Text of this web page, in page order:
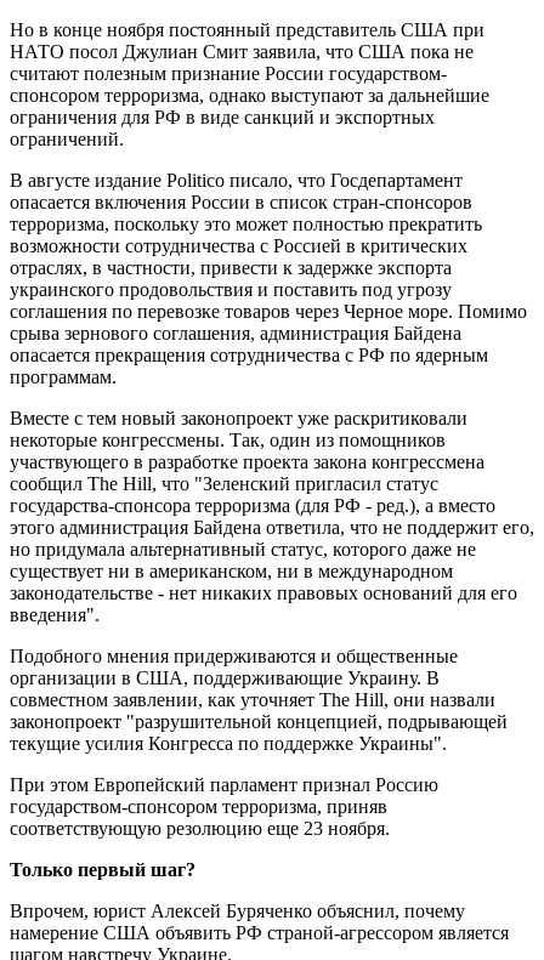
Но в конце ноября постоянный представитель США при
НАТО посол Джулиан Смит заявила, что США пока не
считают полезным признание России государством-
спонсором терроризма, однако выступают за дальнейшие
ограничения для РФ в виде санкций и экспортных
ограничений.
В августе издание Politico писало, что Госдепартамент
опасается включения России в список стран-спонсоров
терроризма, поскольку это может полностью прекратить
возможности сотрудничества с Россией в критических
отраслях, в частности, привести к задержке экспорта
украинского продовольствия и поставить под угрозу
соглашения по перевозке товаров через Черное море. Помимо
срыва зернового соглашения, администрация Байдена
опасается прекращения сотрудничества с РФ по ядерным
программам.
Вместе с тем новый законопроект уже раскритиковали
некоторые конгрессмены. Так, один из помощников
участвующего в разработке проекта закона конгрессмена
сообщил The Hill, что "Зеленский пригласил статус
государства-спонсора терроризма (для РФ - ред.), а вместо
этого администрация Байдена ответила, что не поддержит его,
но придумала альтернативный статус, которого даже не
существует ни в американском, ни в международном
законодательстве - нет никаких правовых оснований для его
введения".
Подобного мнения придерживаются и общественные
организации в США, поддерживающие Украину. В
совместном заявлении, как уточняет The Hill, они назвали
законопроект "разрушительной концепцией, подрывающей
текущие усилия Конгресса по поддержке Украины".
При этом Европейский парламент признал Россию
государством-спонсором терроризма, приняв
соответствующую резолюцию еще 23 ноября.
Только первый шаг?
Впрочем, юрист Алексей Буряченко объяснил, почему
намерение США объявить РФ страной-агрессором является
шагом навстречу Украине.